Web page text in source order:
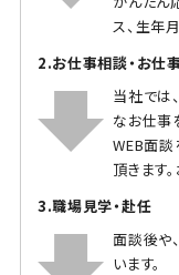
ス、生年
2.お仕事相談・お仕
当社では
なお仕事
WEB面談
頂きます
3.職場見学・赴任
面談後や
います。